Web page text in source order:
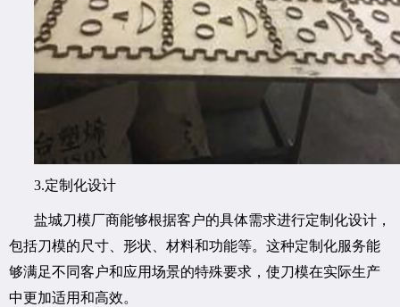
3.定制化设计
盐城刀模厂商能够根据客户的具体需求进行定制化设计，
包括刀模的尺寸、形状、材料和功能等。这种定制化服务能
够满足不同客户和应用场景的特殊要求，使刀模在实际生产
中更加适用和高效。